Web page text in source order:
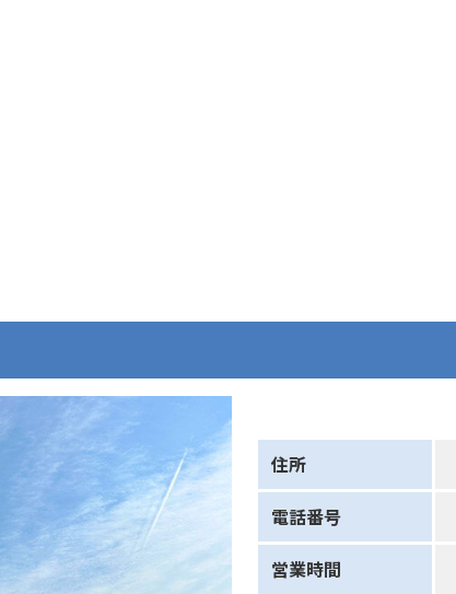
住所
電話番号
営業時間